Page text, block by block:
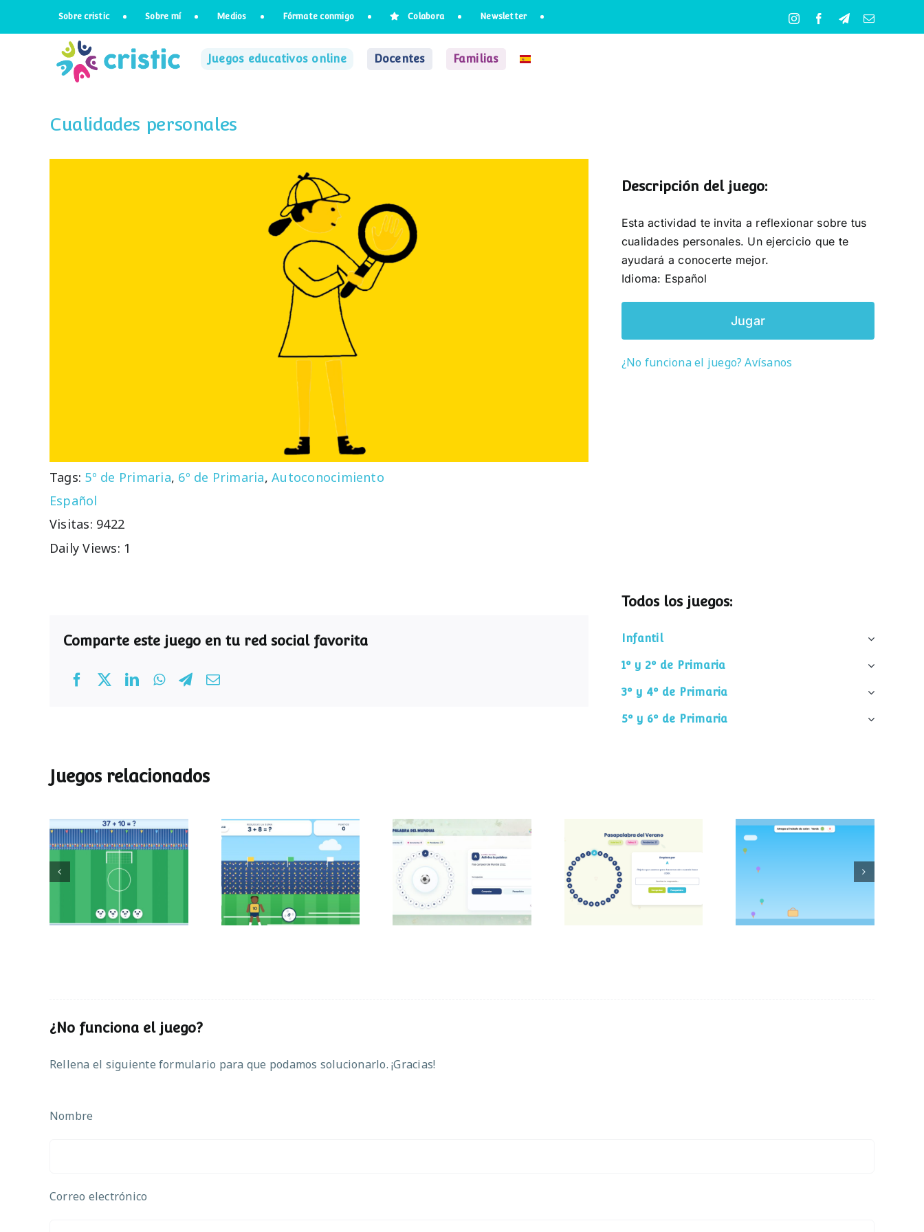
Sobre cristic Sobre mí Medios Fórmate conmigo Colabora Newsletter InstagramFacebookTelegramCorreo
Juegos educativos online Docentes Familias
Cualidades personales
Tags: 5º de Primaria, 6º de Primaria,Autoconocimiento
Español
Visitas: 9422
Daily Views: 1
Descripción del juego:
Esta actividad te invita a reflexionar sobre tus
cualidades personales. Un ejercicio que te
ayudará a conocerte mejor.
Idioma: Español
Jugar
¿No funciona el juego? Avísanos
Comparte este juego en tu red social favorita
Todos los juegos:
Infantil
1º y 2º de Primaria
3º y 4º de Primaria
5º y 6º de Primaria
Juegos relacionados
Mundial de
operaciones
Partido de sumas
Pasapalabra del
Mundial
Pasapalabra del
verano
Atrapa el helado
¿No funciona el juego?
Rellena el siguiente formulario para que podamos solucionarlo. ¡Gracias!
Nombre
Correo electrónico